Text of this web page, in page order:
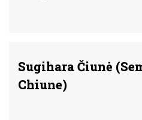
Sugihara Čiunė
Chiune)